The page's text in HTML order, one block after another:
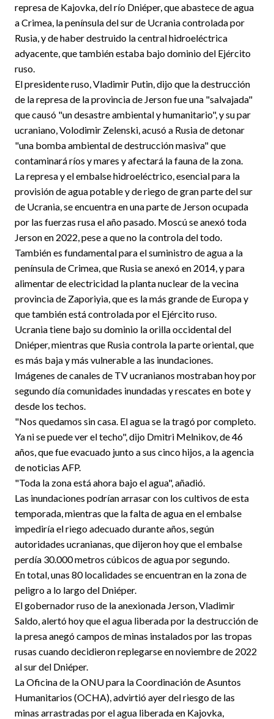
represa de Kajovka, del río Dniéper, que abastece de agua
a Crimea, la península del sur de Ucrania controlada por
Rusia, y de haber destruido la central hidroeléctrica
adyacente, que también estaba bajo dominio del Ejército
ruso.
El presidente ruso, Vladimir Putin, dijo que la destrucción
de la represa de la provincia de Jerson fue una "salvajada"
que causó "un desastre ambiental y humanitario", y su par
ucraniano, Volodimir Zelenski, acusó a Rusia de detonar
"una bomba ambiental de destrucción masiva" que
contaminará ríos y mares y afectará la fauna de la zona.
La represa y el embalse hidroeléctrico, esencial para la
provisión de agua potable y de riego de gran parte del sur
de Ucrania, se encuentra en una parte de Jerson ocupada
por las fuerzas rusa el año pasado. Moscú se anexó toda
Jerson en 2022, pese a que no la controla del todo.
También es fundamental para el suministro de agua a la
península de Crimea, que Rusia se anexó en 2014, y para
alimentar de electricidad la planta nuclear de la vecina
provincia de Zaporiyia, que es la más grande de Europa y
que también está controlada por el Ejército ruso.
Ucrania tiene bajo su dominio la orilla occidental del
Dniéper, mientras que Rusia controla la parte oriental, que
es más baja y más vulnerable a las inundaciones.
Imágenes de canales de TV ucranianos mostraban hoy por
segundo día comunidades inundadas y rescates en bote y
desde los techos.
"Nos quedamos sin casa. El agua se la tragó por completo.
Ya ni se puede ver el techo", dijo Dmitri Melnikov, de 46
años, que fue evacuado junto a sus cinco hijos, a la agencia
de noticias AFP.
"Toda la zona está ahora bajo el agua", añadió.
Las inundaciones podrían arrasar con los cultivos de esta
temporada, mientras que la falta de agua en el embalse
impediría el riego adecuado durante años, según
autoridades ucranianas, que dijeron hoy que el embalse
perdía 30.000 metros cúbicos de agua por segundo.
En total, unas 80 localidades se encuentran en la zona de
peligro a lo largo del Dniéper.
El gobernador ruso de la anexionada Jerson, Vladimir
Saldo, alertó hoy que el agua liberada por la destrucción de
la presa anegó campos de minas instalados por las tropas
rusas cuando decidieron replegarse en noviembre de 2022
al sur del Dniéper.
La Oficina de la ONU para la Coordinación de Asuntos
Humanitarios (OCHA), advirtió ayer del riesgo de las
minas arrastradas por el agua liberada en Kajovka,